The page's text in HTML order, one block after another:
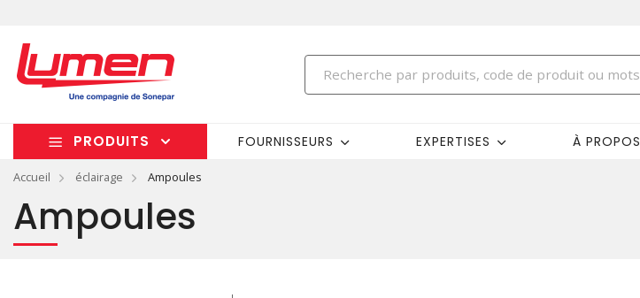
PRODUITS FOURNISSEURS EXPERTISES À PROPOS
Accueil éclairage Ampoules
Ampoules